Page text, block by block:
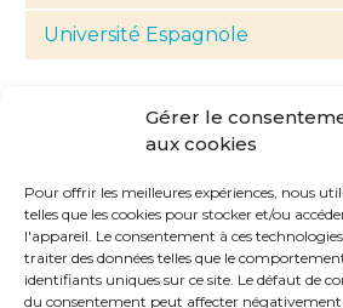
Gérer le
aux cookies
Pour offrir les meilleures expériences, nous
telles que les cookies pour stocker et/ou
l'appareil. Le consentement à ces
traiter des données telles que le
identifiants uniques sur ce site. Le défaut de
du consentement peut affecter négativement
Université Espagnole
Les écoles françaises
toutes les universités
inclut les universités
espagnoles et
Inscriptions